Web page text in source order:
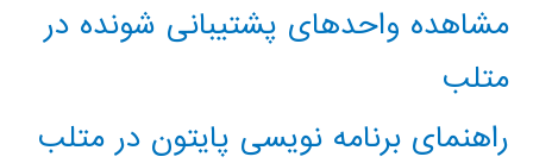
مشاهده واحدهای پشتیبانی شونده در
متلب
راهنمای برنامه نویسی پایتون در متلب